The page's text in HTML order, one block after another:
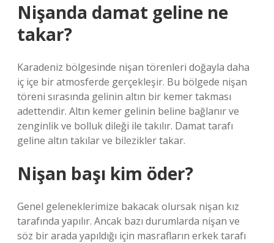
Nişanda damat geline ne
takar?
Karadeniz bölgesinde nişan törenleri doğayla daha
iç içe bir atmosferde gerçekleşir. Bu bölgede nişan
töreni sırasında gelinin altın bir kemer takması
adettendir. Altın kemer gelinin beline bağlanır ve
zenginlik ve bolluk dileği ile takılır. Damat tarafı
geline altın takılar ve bilezikler takar.
Nişan başı kim öder?
Genel geleneklerimize bakacak olursak nişan kız
tarafında yapılır. Ancak bazı durumlarda nişan ve
söz bir arada yapıldığı için masrafların erkek tarafı